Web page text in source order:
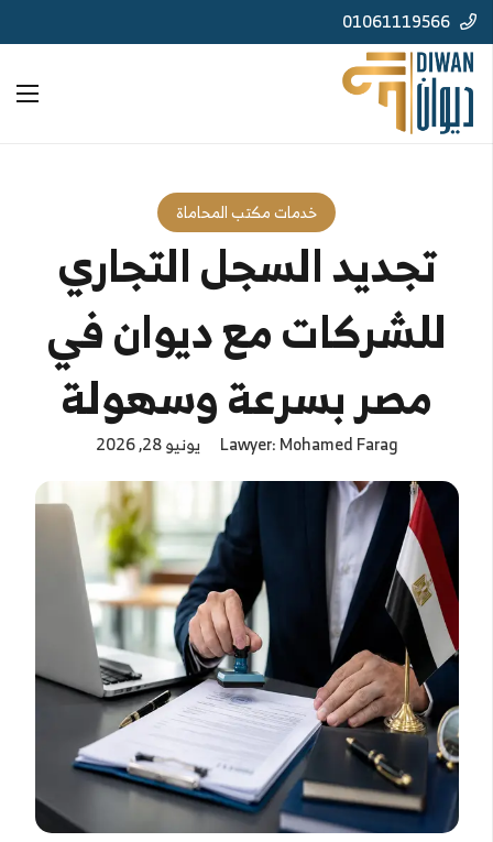
01061119566
خدمات مكتب المحاماة
تجديد السجل التجاري
للشركات مع ديوان في
مصر بسرعة وسهولة
Lawyer: Mohamed Farag يونيو 28, 2026